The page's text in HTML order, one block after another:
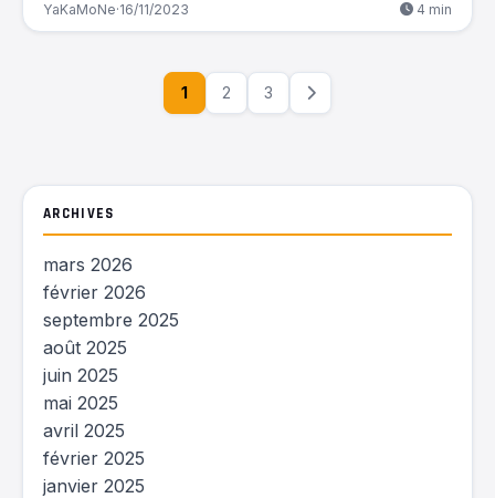
YaKaMoNe·16/11/2023 4 min
1 2 3
ARCHIVES
mars 2026
février 2026
septembre 2025
août 2025
juin 2025
mai 2025
avril 2025
février 2025
janvier 2025